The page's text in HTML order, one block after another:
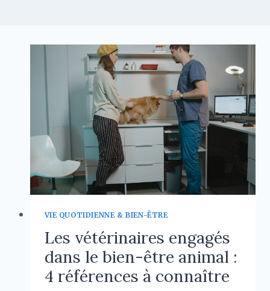
VIE QUOTIDIENNE & BIEN-ÊTRE
Les vétérinaires engagés
dans le bien-être animal :
4 références à connaître